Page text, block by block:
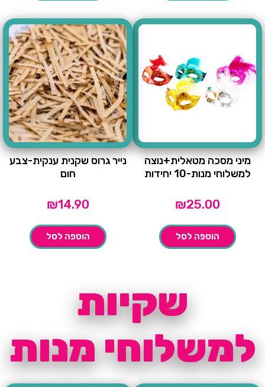
מיני מסכה מטאלית+נוצה
למשלוחי מנות-10 יחידות
₪25.00
הוספה לסל
נייר גרוס שקנית ענקית-צבע
חום
₪14.90
הוספה לסל
שקיות
למשלוחי מנות